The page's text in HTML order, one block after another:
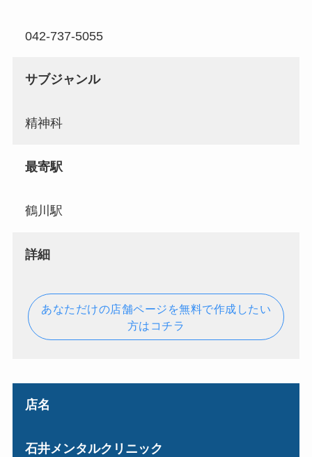
042-737-5055
サブジャンル
精神科
最寄駅
鶴川駅
詳細
あなただけの店舗ページを無料で作成したい
方はコチラ
店名
石井メンタルクリニック